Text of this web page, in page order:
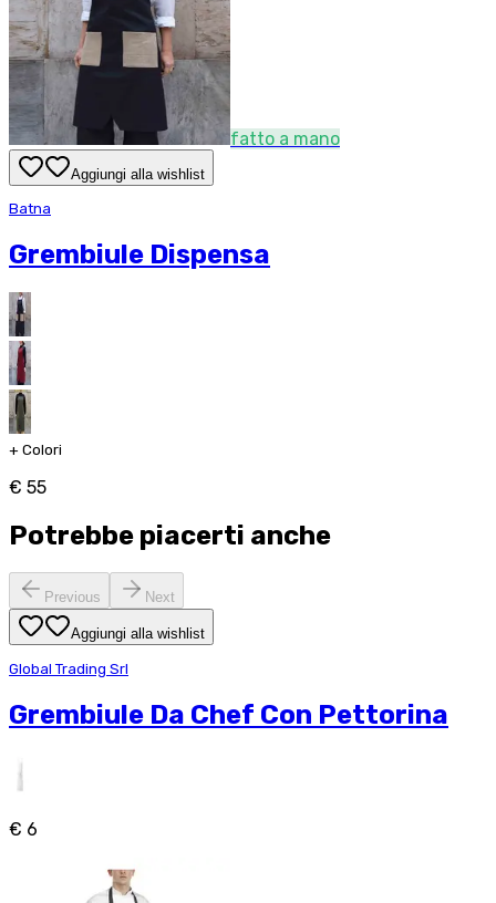
fatto a mano
Aggiungi alla wishlist
Batna
Grembiule Dispensa
+ Colori
€ 55
Potrebbe piacerti anche
Previous Next
Aggiungi alla wishlist
Global Trading Srl
Grembiule Da Chef Con Pettorina
€ 6